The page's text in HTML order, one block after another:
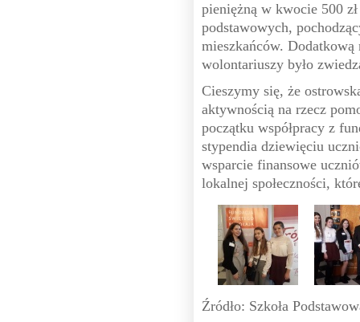
pieniężną w kwocie 500
podstawowych,
mieszkańców. Dodatkową
wolontariuszy było
Cieszymy się, że
aktywnością na rzecz
początku współpracy z
stypendia dziewięciu
wsparcie finansowe
lokalnej społeczności,
Źródło: Szkoła